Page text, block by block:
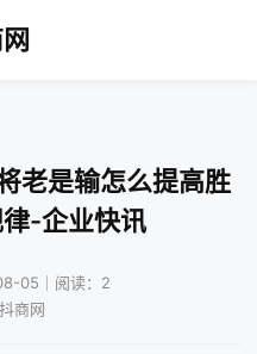
老是输怎么提高胜
-企业快讯
05｜阅读：2
商网